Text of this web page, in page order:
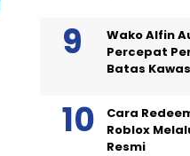
Wako Alfin
Percepat
Batas
Cara
Roblox
Resmi